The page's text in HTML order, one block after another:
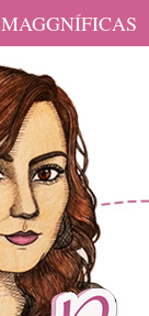
MAGGNÍFICAS